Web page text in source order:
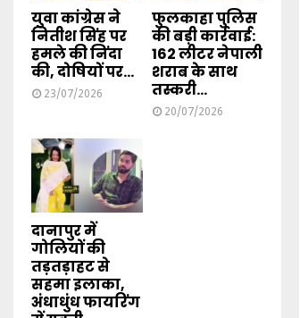
युवा कांग्रेस ने
नितीश सिंह पर
हमले की निंदा
की, दोषियों पर...
23/07/2026
फुलकाहा पुलिस
की बड़ी कार्रवाई:
162 लीटर नेपाली
शराब के साथ
तस्करी...
20/07/2026
दानापुर में
गोलियों की
तड़तड़ाहट से
सहमा इलाका,
अंधाधुंध फायरिंग